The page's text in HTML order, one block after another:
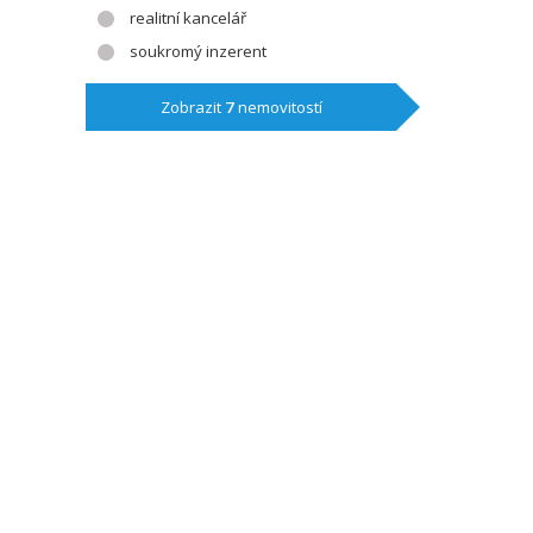
realitní kancelář
soukromý inzerent
Zobrazit 7nemovitostí